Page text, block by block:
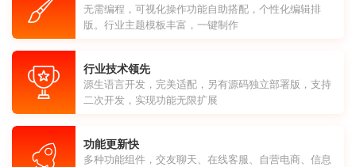
无需编程，可视化操作功能自助搭配，个性化编辑排
版。行业主题模板丰富，一键制作
行业技术领先
源生语言开发，完美适配，另有源码独立部署版，支持
二次开发，实现功能无限扩展
功能更新快
多种功能组件，交友聊天、在线客服、自营电商、信息